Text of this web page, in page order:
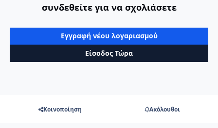
συνδεθείτε για να σχολιάσετε
Εγγραφή νέου λογαριασμού
Είσοδος Τώρα
Κοινοποίηση Ακόλουθοι